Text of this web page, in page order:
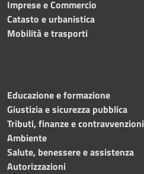
Imprese e Commercio
Catasto e urbanistica
Mobilità e trasporti
Educazione e formazione
Giustizia e sicurezza pubblica
Tributi, finanze e contravvenzioni
Ambiente
Salute, benessere e assistenza
Autorizzazioni